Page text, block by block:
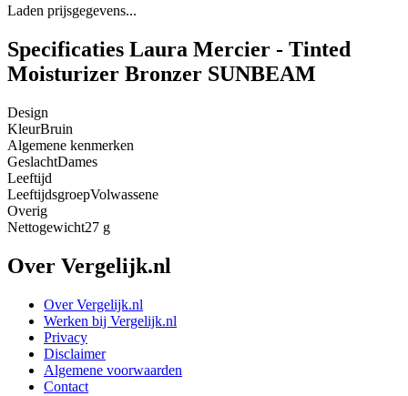
Laden prijsgegevens...
Specificaties Laura Mercier - Tinted
Moisturizer Bronzer SUNBEAM
Design
KleurBruin
Algemene kenmerken
GeslachtDames
Leeftijd
LeeftijdsgroepVolwassene
Overig
Nettogewicht27 g
Over Vergelijk.nl
Over Vergelijk.nl
Werken bij Vergelijk.nl
Privacy
Disclaimer
Algemene voorwaarden
Contact